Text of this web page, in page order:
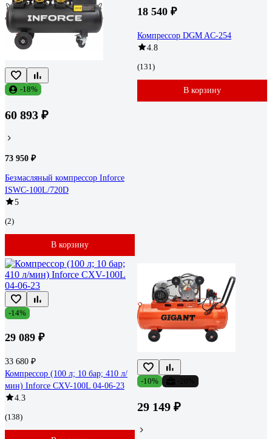
-18%
60 893 ₽
73 950 ₽
Безмасляный компрессор Inforce
ISWC-100L/720D
5
(2)
В корзину
18 540 ₽
Компрессор DGM AC-254
4.8
(131)
В корзину
-14%
29 089 ₽
33 680 ₽
Компрессор (100 л; 10 бар; 410 л/
мин) Inforce CXV-100L 04-06-23
4.3
(138)
-10%
29 149 ₽